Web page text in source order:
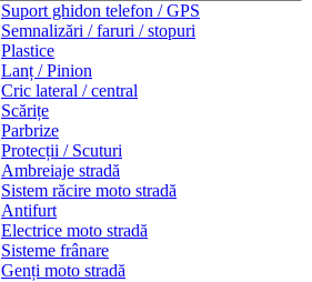
Suport ghidon telefon / GPS
Semnalizări / faruri / stopuri
Plastice
Lanț / Pinion
Cric lateral / central
Scărițe
Parbrize
Protecții / Scuturi
Ambreiaje stradă
Sistem răcire moto stradă
Antifurt
Electrice moto stradă
Sisteme frânare
Genți moto stradă